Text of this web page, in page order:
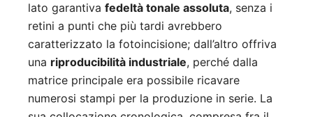
lato garantiva fedeltà tonale assoluta, senza i
retini a punti che più tardi avrebbero
caratterizzato la fotoincisione; dall’altro offriva
una riproducibilità industriale, perché dalla
matrice principale era possibile ricavare
numerosi stampi per la produzione in serie. La